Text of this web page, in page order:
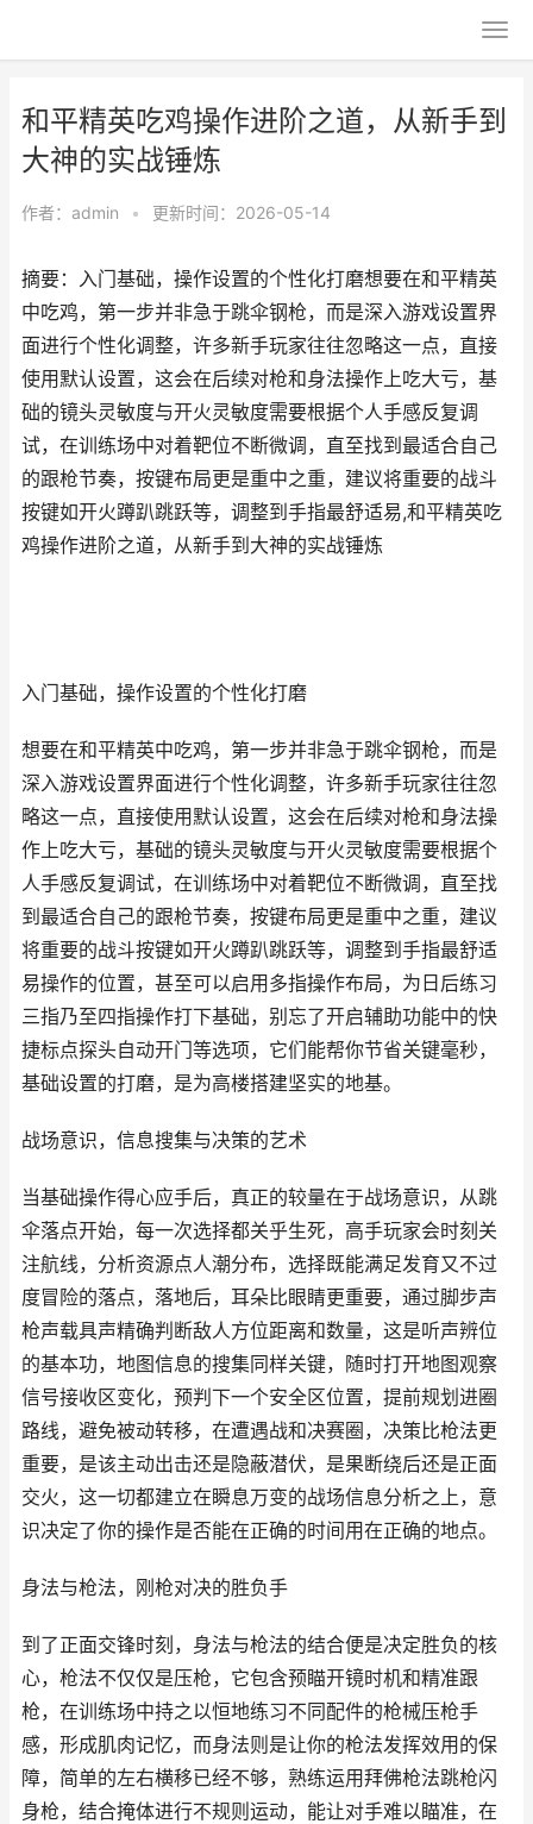
和平精英吃鸡操作进阶之道，从新手到
大神的实战锤炼
作者： admin • 更新时间：2026-05-14
摘要：入门基础，操作设置的个性化打磨想要在和平精英
中吃鸡，第一步并非急于跳伞钢枪，而是深入游戏设置界
面进行个性化调整，许多新手玩家往往忽略这一点，直接
使用默认设置，这会在后续对枪和身法操作上吃大亏，基
础的镜头灵敏度与开火灵敏度需要根据个人手感反复调
试，在训练场中对着靶位不断微调，直至找到最适合自己
的跟枪节奏，按键布局更是重中之重，建议将重要的战斗
按键如开火蹲趴跳跃等，调整到手指最舒适易,和平精英吃
鸡操作进阶之道，从新手到大神的实战锤炼
入门基础，操作设置的个性化打磨
想要在和平精英中吃鸡，第一步并非急于跳伞钢枪，而是
深入游戏设置界面进行个性化调整，许多新手玩家往往忽
略这一点，直接使用默认设置，这会在后续对枪和身法操
作上吃大亏，基础的镜头灵敏度与开火灵敏度需要根据个
人手感反复调试，在训练场中对着靶位不断微调，直至找
到最适合自己的跟枪节奏，按键布局更是重中之重，建议
将重要的战斗按键如开火蹲趴跳跃等，调整到手指最舒适
易操作的位置，甚至可以启用多指操作布局，为日后练习
三指乃至四指操作打下基础，别忘了开启辅助功能中的快
捷标点探头自动开门等选项，它们能帮你节省关键毫秒，
基础设置的打磨，是为高楼搭建坚实的地基。
战场意识，信息搜集与决策的艺术
当基础操作得心应手后，真正的较量在于战场意识，从跳
伞落点开始，每一次选择都关乎生死，高手玩家会时刻关
注航线，分析资源点人潮分布，选择既能满足发育又不过
度冒险的落点，落地后，耳朵比眼睛更重要，通过脚步声
枪声载具声精确判断敌人方位距离和数量，这是听声辨位
的基本功，地图信息的搜集同样关键，随时打开地图观察
信号接收区变化，预判下一个安全区位置，提前规划进圈
路线，避免被动转移，在遭遇战和决赛圈，决策比枪法更
重要，是该主动出击还是隐蔽潜伏，是果断绕后还是正面
交火，这一切都建立在瞬息万变的战场信息分析之上，意
识决定了你的操作是否能在正确的时间用在正确的地点。
身法与枪法，刚枪对决的胜负手
到了正面交锋时刻，身法与枪法的结合便是决定胜负的核
心，枪法不仅仅是压枪，它包含预瞄开镜时机和精准跟
枪，在训练场中持之以恒地练习不同配件的枪械压枪手
感，形成肌肉记忆，而身法则是让你的枪法发挥效用的保
障，简单的左右横移已经不够，熟练运用拜佛枪法跳枪闪
身枪，结合掩体进行不规则运动，能让对手难以瞄准，在